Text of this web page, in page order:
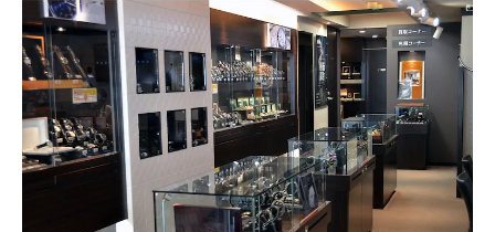
CHOPARD
ショパール
SEIKO
セイコー
GLASHUTTE ORIGINA
L
グラスヒュッテ・オリジ
ナル
CHRONOSWISS
クロノスイス
ALAIN SILBERSTEIN
アラン・シルベスタイン
CITIZEN
シチズン
BLANCPAIN
ブランパン
BOLDR Supply Compan
y
ボルダー・サプライ・カ
ンパニー
BOVET
ボヴェ
BREGUET
ブレゲ
BREITLING
ブライトリング
BRUNO SOHNLE Glash
utte
ブルーノ・ゾンレー・ グ
ラスヒュッテ